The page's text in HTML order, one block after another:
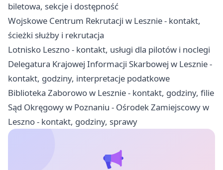
biletowa, sekcje i dostępność
Wojskowe Centrum Rekrutacji w Lesznie - kontakt,
ścieżki służby i rekrutacja
Lotnisko Leszno - kontakt, usługi dla pilotów i noclegi
Delegatura Krajowej Informacji Skarbowej w Lesznie -
kontakt, godziny, interpretacje podatkowe
Biblioteka Zaborowo w Lesznie - kontakt, godziny, filie
Sąd Okręgowy w Poznaniu - Ośrodek Zamiejscowy w
Leszno - kontakt, godziny, sprawy